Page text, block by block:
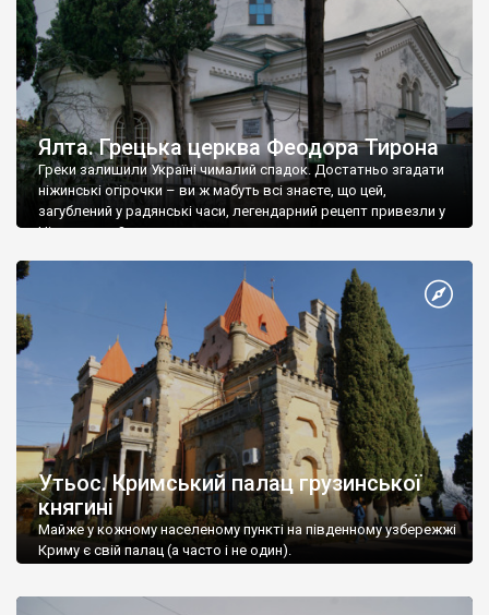
Ялта. Грецька церква Феодора Тирона
Греки залишили Україні чималий спадок. Достатньо згадати
ніжинські огірочки – ви ж мабуть всі знаєте, що цей,
загублений у радянські часи, легендарний рецепт привезли у
Ніжин греки?
Утьос. Кримський палац грузинської
княгині
Майже у кожному населеному пункті на південному узбережжі
Криму є свій палац (а часто і не один).